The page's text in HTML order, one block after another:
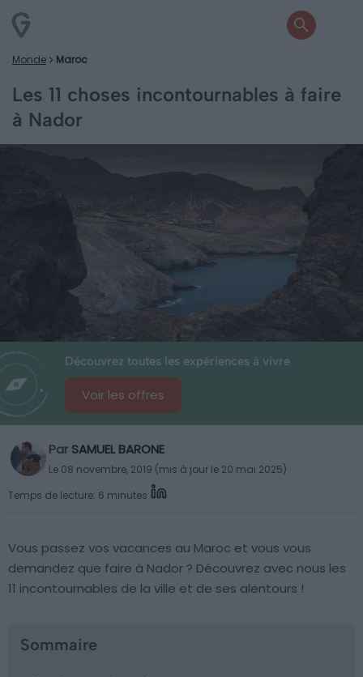
Monde Maroc
Les 11 choses incontournables à faire
à Nador
Découvrez toutes les expériences à vivre
Voir les offres
Par SAMUEL BARONE
Le 08 novembre, 2019 (mis à jour le 20 mai 2025)
Temps de lecture: 6 minutes
Vous passez vos vacances au Maroc et vous vous
demandez que faire à Nador ? Découvrez avec nous les
11 incontournables de la ville et de ses alentours !
Sommaire